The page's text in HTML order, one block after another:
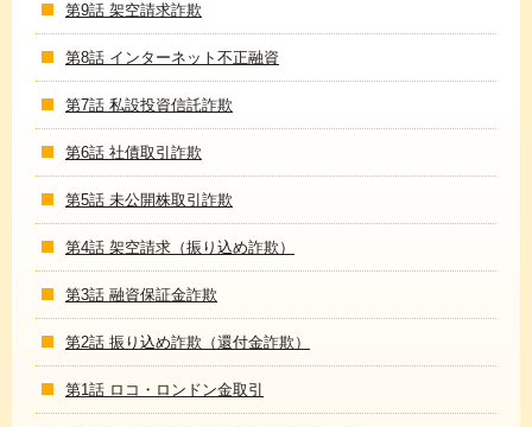
第9話 架空請求詐欺
第8話 インターネット不正融資
第7話 私設投資信託詐欺
第6話 社債取引詐欺
第5話 未公開株取引詐欺
第4話 架空請求（振り込め詐欺）
第3話 融資保証金詐欺
第2話 振り込め詐欺（還付金詐欺）
第1話 ロコ・ロンドン金取引